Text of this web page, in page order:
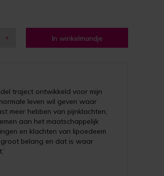
+ In winkelmandje
traject ontwikkeld voor mijn
leven wil geven waar
meer hebben van pijnklachten,
aan het maatschappelijk
en klachten van lipoedeem
groot belang en dat is waar